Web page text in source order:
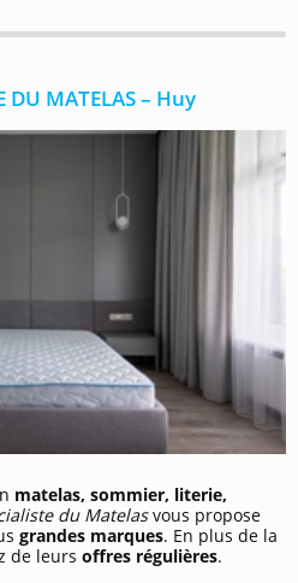
DU MATELAS – Huy
matelas, sommier, literie,
du Matelasvous propose
grandes marques. En plus de la
de leurs offres régulières.